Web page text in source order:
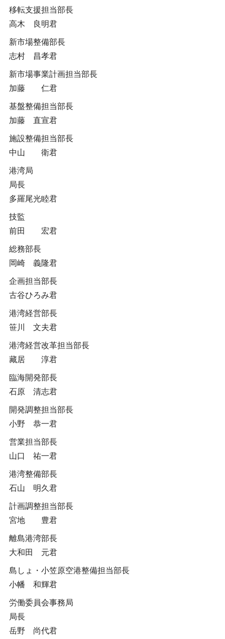
移転支援担当部長
高木 良明君
新市場整備部長
志村 昌孝君
新市場事業計画担当部長
加藤 仁君
基盤整備担当部長
加藤 直宣君
施設整備担当部長
中山 衛君
港湾局
局長
多羅尾光睦君
技監
前田 宏君
総務部長
岡崎 義隆君
企画担当部長
古谷ひろみ君
港湾経営部長
笹川 文夫君
港湾経営改革担当部長
藏居 淳君
臨海開発部長
石原 清志君
開発調整担当部長
小野 恭一君
営業担当部長
山口 祐一君
港湾整備部長
石山 明久君
計画調整担当部長
宮地 豊君
離島港湾部長
大和田 元君
島しょ・小笠原空港整備担当部長
小幡 和輝君
労働委員会事務局
局長
岳野 尚代君